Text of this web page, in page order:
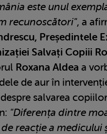
este unul
recunoscători", a
Președintele
Salvați Copiii
Roxana Aldea a
de aur în
salvarea
"Diferența dintre
reacție a medicului